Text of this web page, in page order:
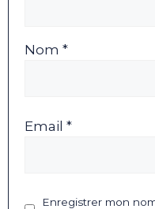
Nom *
Email *
Enregistrer mon